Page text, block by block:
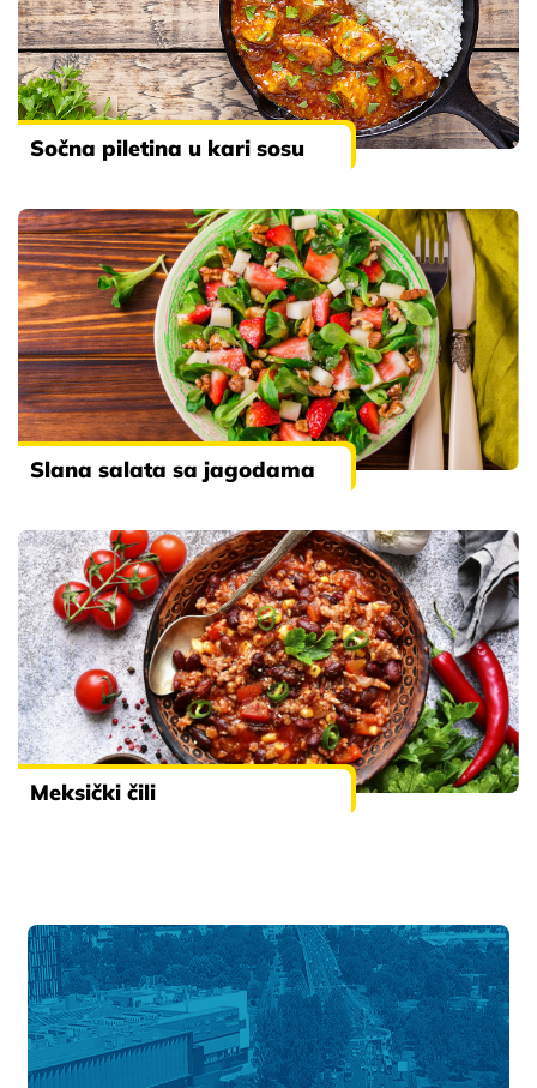
Sočna piletina u kari sosu
Slana salata sa jagodama
Meksički čili